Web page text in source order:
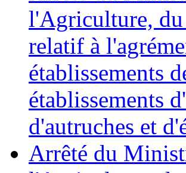
l'Agriculture,
relatif à
établissements
établissements
d'autruches et
Arrêté du